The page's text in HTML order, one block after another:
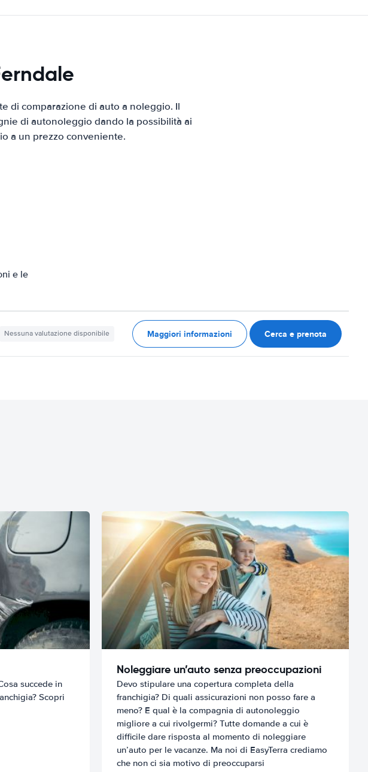
di comparazione di auto a noleggio. Il
di autonoleggio dando la possibilità ai
a un prezzo conveniente.
e le
Nessuna valutazione disponibile Maggiori informazioni Cerca e prenota
succede in
Scopri
Noleggiare un’auto senza preoccupazioni
Devo stipulare una copertura completa della
franchigia? Di quali assicurazioni non posso fare a
meno? E qual è la compagnia di autonoleggio
migliore a cui rivolgermi? Tutte domande a cui è
difficile dare risposta al momento di noleggiare
un’auto per le vacanze. Ma noi di EasyTerra crediamo
che non ci sia motivo di preoccuparsi